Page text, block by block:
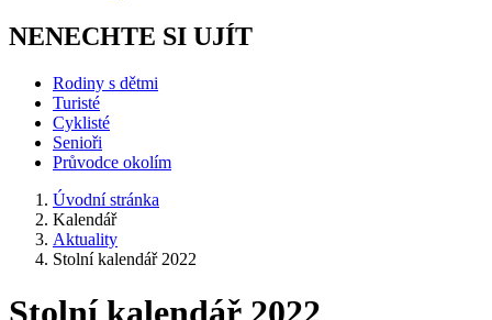
NENECHTE SI UJÍT
Rodiny s dětmi
Turisté
Cyklisté
Senioři
Průvodce okolím
Úvodní stránka
Kalendář
Aktuality
Stolní kalendář 2022